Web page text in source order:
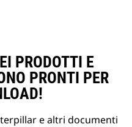
PRODOTTI E
PRONTI PER
e altri documenti